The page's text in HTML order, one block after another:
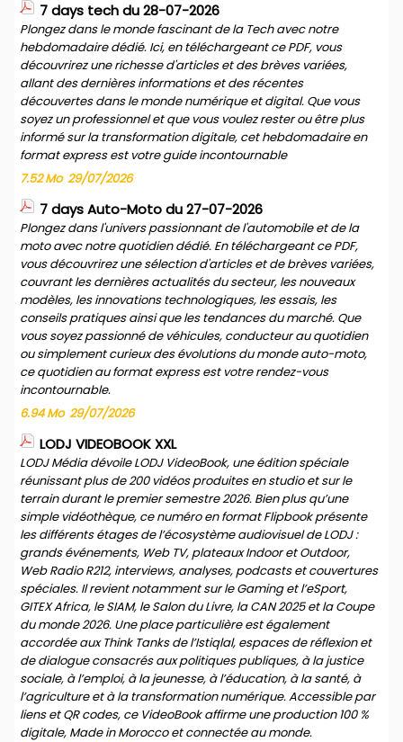
7 days tech du 28-07-2026
Plongez dans le monde fascinant de la Tech avec notre
hebdomadaire dédié. Ici, en téléchargeant ce PDF, vous
découvrirez une richesse d'articles et des brèves variées,
allant des dernières informations et des récentes
découvertes dans le monde numérique et digital. Que vous
soyez un professionnel et que vous voulez rester ou être plus
informé sur la transformation digitale, cet hebdomadaire en
format express est votre guide incontournable
7.52 Mo 29/07/2026
7 days Auto-Moto du 27-07-2026
Plongez dans l'univers passionnant de l'automobile et de la
moto avec notre quotidien dédié. En téléchargeant ce PDF,
vous découvrirez une sélection d'articles et de brèves variées,
couvrant les dernières actualités du secteur, les nouveaux
modèles, les innovations technologiques, les essais, les
conseils pratiques ainsi que les tendances du marché. Que
vous soyez passionné de véhicules, conducteur au quotidien
ou simplement curieux des évolutions du monde auto-moto,
ce quotidien au format express est votre rendez-vous
incontournable.
6.94 Mo 29/07/2026
LODJ VIDEOBOOK XXL
LODJ Média dévoile LODJ VideoBook, une édition spéciale
réunissant plus de 200 vidéos produites en studio et sur le
terrain durant le premier semestre 2026. Bien plus qu’une
simple vidéothèque, ce numéro en format Flipbook présente
les différents étages de l’écosystème audiovisuel de LODJ :
grands événements, Web TV, plateaux Indoor et Outdoor,
Web Radio R212, interviews, analyses, podcasts et couvertures
spéciales. Il revient notamment sur le Gaming et l’eSport,
GITEX Africa, le SIAM, le Salon du Livre, la CAN 2025 et la Coupe
du monde 2026. Une place particulière est également
accordée aux Think Tanks de l’Istiqlal, espaces de réflexion et
de dialogue consacrés aux politiques publiques, à la justice
sociale, à l’emploi, à la jeunesse, à l’éducation, à la santé, à
l’agriculture et à la transformation numérique. Accessible par
liens et QR codes, ce VideoBook affirme une production 100 %
digitale, Made in Morocco et connectée au monde.